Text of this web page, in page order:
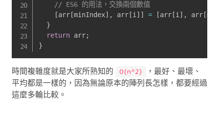
// ES6 的用法，交換兩個數值
[arr[minIndex] , arr[i ] ] = [arr[i ] , arr[
}
return arr;
}
時間複雜度就是大家所熟知的 O(n^2)
，最好、最壞、
平均都是一樣的，因為無論原本的陣列長怎樣，都要經過
這麼多輪比較。